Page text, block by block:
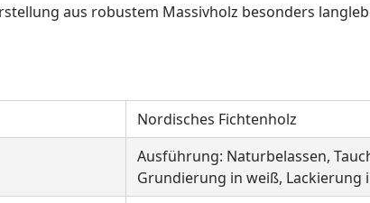
aus robustem Massivholz besonders
Nordisches Fichtenholz
Ausführung: Naturbelassen,
Grundierung in weiß, Lackierung